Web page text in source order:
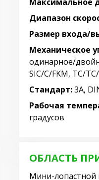
Диапазон
Размер входа/
Механическое
одинарное/
SIC/C/FKM, TC/
Стандарт:3A,
Рабочая
градусов
ОБЛАСТЬ
Мини-лопастной